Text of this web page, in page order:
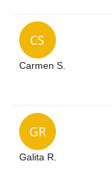
CS
Carmen S.
GR
Galita R.